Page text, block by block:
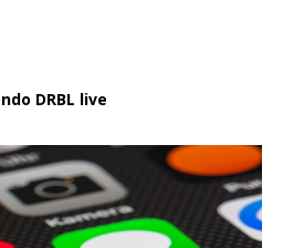
DRBL live